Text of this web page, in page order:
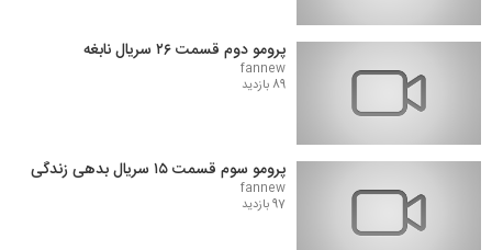
پرومو دوم قسمت ۲۶ سریال نابغه
fannew
89 بازدید
پرومو سوم قسمت ۱۵ سریال بدهی زندگی
fannew
97 بازدید